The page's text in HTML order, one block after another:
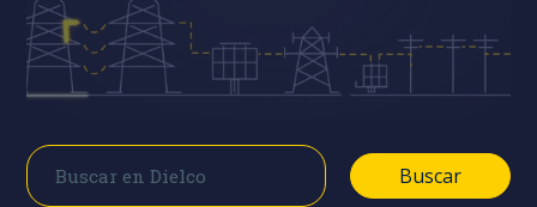
Buscar
Buscar
Buscar